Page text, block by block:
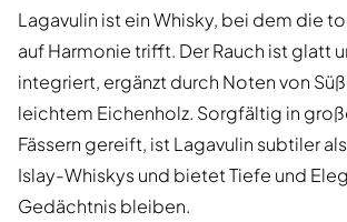
Lagavulin ist ein Whisky, bei dem die
auf Harmonie trifft. Der Rauch ist glatt
integriert, ergänzt durch Noten von
leichtem Eichenholz. Sorgfältig in
Fässern gereift, ist Lagavulin subtiler
Islay-Whiskys und bietet Tiefe und
Gedächtnis bleiben.